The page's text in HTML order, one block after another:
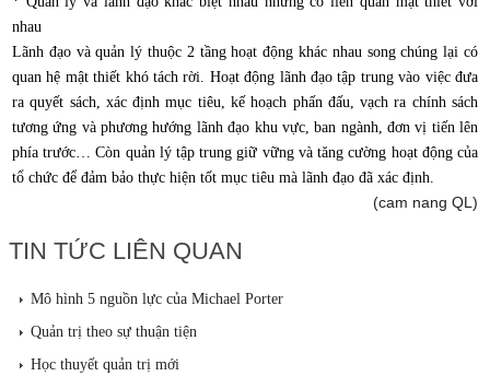
nhau
Lãnh đạo và quản lý thuộc 2 tầng hoạt động khác nhau song chúng lại có
quan hệ mật thiết khó tách rời. Hoạt động lãnh đạo tập trung vào việc đưa
ra quyết sách, xác định mục tiêu, kế hoạch phấn đấu, vạch ra chính sách
tương ứng và phương hướng lãnh đạo khu vực, ban ngành, đơn vị tiến lên
phía trước… Còn quản lý tập trung giữ vững và tăng cường hoạt động của
tổ chức để đảm bảo thực hiện tốt mục tiêu mà lãnh đạo đã xác định.
(cam nang QL)
TIN TỨC LIÊN QUAN
Mô hình 5 nguồn lực của Michael Porter
Quản trị theo sự thuận tiện
Học thuyết quản trị mới